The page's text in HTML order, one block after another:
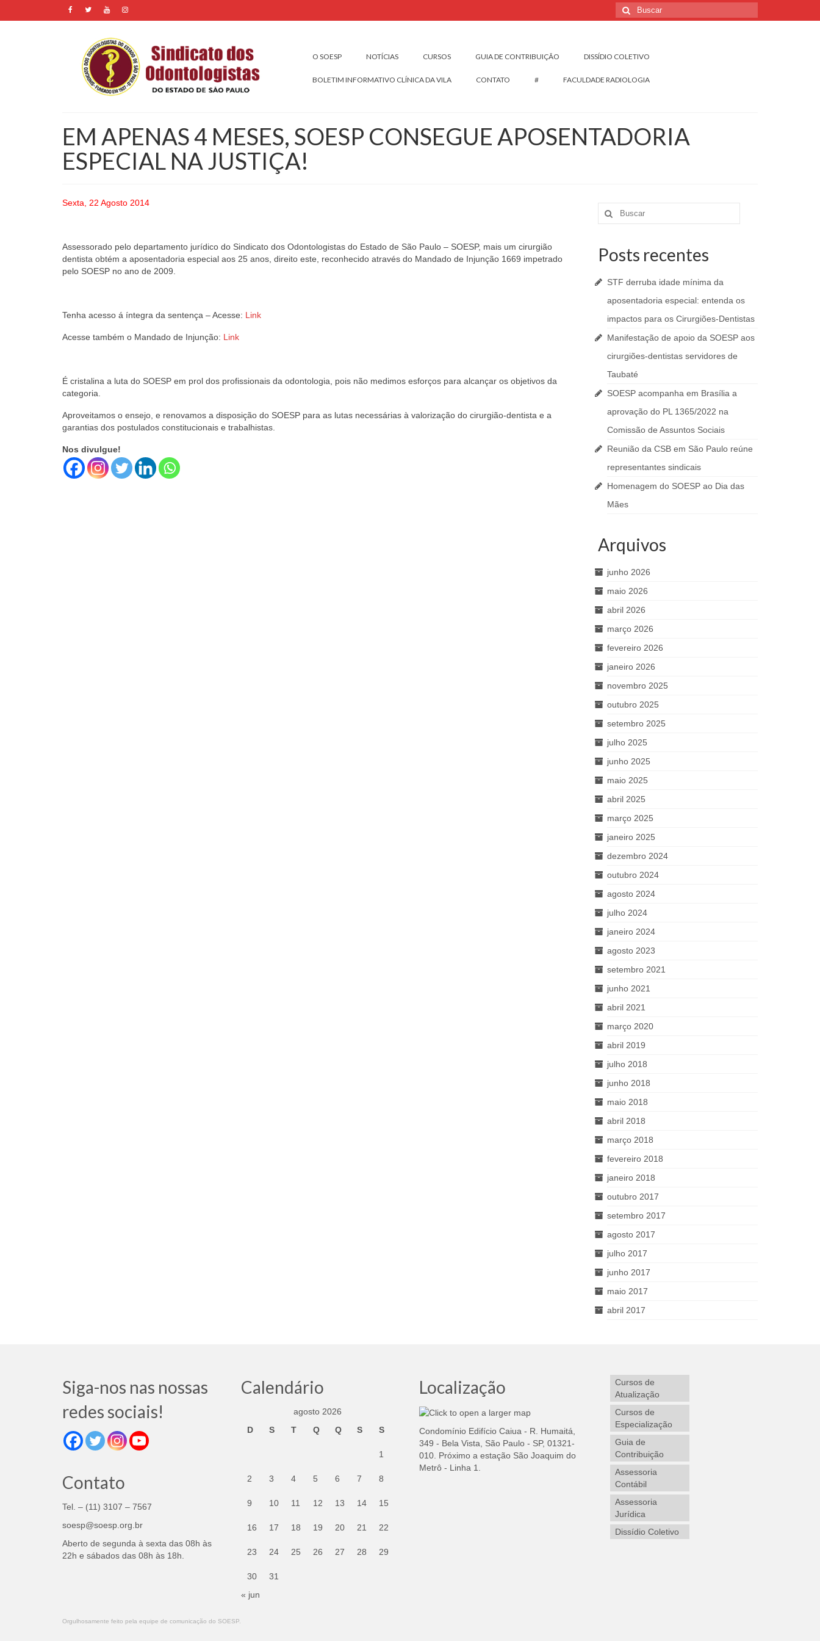
Buscar
por:
O SOESP NOTÍCIAS CURSOS GUIA DE CONTRIBUIÇÃO DISSÍDIO COLETIVO
BOLETIM INFORMATIVO CLÍNICA DA VILA CONTATO # FACULDADE RADIOLOGIA
EM APENAS 4 MESES, SOESP CONSEGUE APOSENTADORIA
ESPECIAL NA JUSTIÇA!
Sexta, 22 Agosto 2014
Assessorado pelo departamento jurídico do Sindicato dos Odontologistas do Estado de São Paulo – SOESP, mais um cirurgião
dentista obtém a aposentadoria especial aos 25 anos, direito este, reconhecido através do Mandado de Injunção 1669 impetrado
pelo SOESP no ano de 2009.
Tenha acesso á íntegra da sentença – Acesse: Link
Acesse também o Mandado de Injunção: Link
É cristalina a luta do SOESP em prol dos profissionais da odontologia, pois não medimos esforços para alcançar os objetivos da
categoria.
Aproveitamos o ensejo, e renovamos a disposição do SOESP para as lutas necessárias à valorização do cirurgião-dentista e a
garantias dos postulados constitucionais e trabalhistas.
Nos divulgue!
Buscar
por:
Posts recentes
STF derruba idade mínima da
aposentadoria especial: entenda os
impactos para os Cirurgiões-Dentistas
Manifestação de apoio da SOESP aos
cirurgiões-dentistas servidores de
Taubaté
SOESP acompanha em Brasília a
aprovação do PL 1365/2022 na
Comissão de Assuntos Sociais
Reunião da CSB em São Paulo reúne
representantes sindicais
Homenagem do SOESP ao Dia das
Mães
Arquivos
junho 2026
maio 2026
abril 2026
março 2026
fevereiro 2026
janeiro 2026
novembro 2025
outubro 2025
setembro 2025
julho 2025
junho 2025
maio 2025
abril 2025
março 2025
janeiro 2025
dezembro 2024
outubro 2024
agosto 2024
julho 2024
janeiro 2024
agosto 2023
setembro 2021
junho 2021
abril 2021
março 2020
abril 2019
julho 2018
junho 2018
maio 2018
abril 2018
março 2018
fevereiro 2018
janeiro 2018
outubro 2017
setembro 2017
agosto 2017
julho 2017
junho 2017
maio 2017
abril 2017
Siga-nos nas nossas
redes sociais!
Contato
Tel. – (11) 3107 – 7567
soesp@soesp.org.br
Aberto de segunda à sexta das 08h às
22h e sábados das 08h às 18h.
Calendário
agosto 2026
D
S T Q Q S S
1
2 3 4 5 6 7 8
9 10 11 12 13 14 15
16 17 18 19 20 21 22
23 24 25 26 27 28 29
30
31
« jun
Localização
Condomínio Edifício Caiua - R. Humaitá,
349 - Bela Vista, São Paulo - SP, 01321-
010. Próximo a estação São Joaquim do
Metrô - Linha 1.
Cursos de
Atualização
Cursos de
Especialização
Guia de
Contribuição
Assessoria
Contábil
Assessoria
Jurídica
Dissídio Coletivo
Orgulhosamente feito pela equipe de comunicação do SOESP.